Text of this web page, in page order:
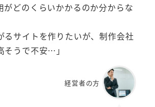
がどのくらいかかるのか分からな
るサイトを作りたいが、制作会社
そうで不安…」
経営者の方